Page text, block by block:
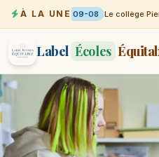
À LA UNE 09-08 Le collège
Label Écoles